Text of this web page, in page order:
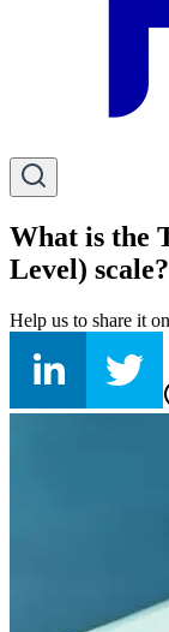
What is the
Level) scale?
Help us to share it on